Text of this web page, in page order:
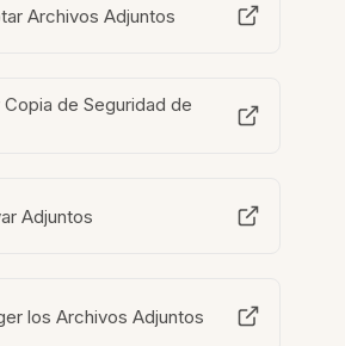
Archivos Adjuntos
de Seguridad de
Adjuntos
los Archivos Adjuntos